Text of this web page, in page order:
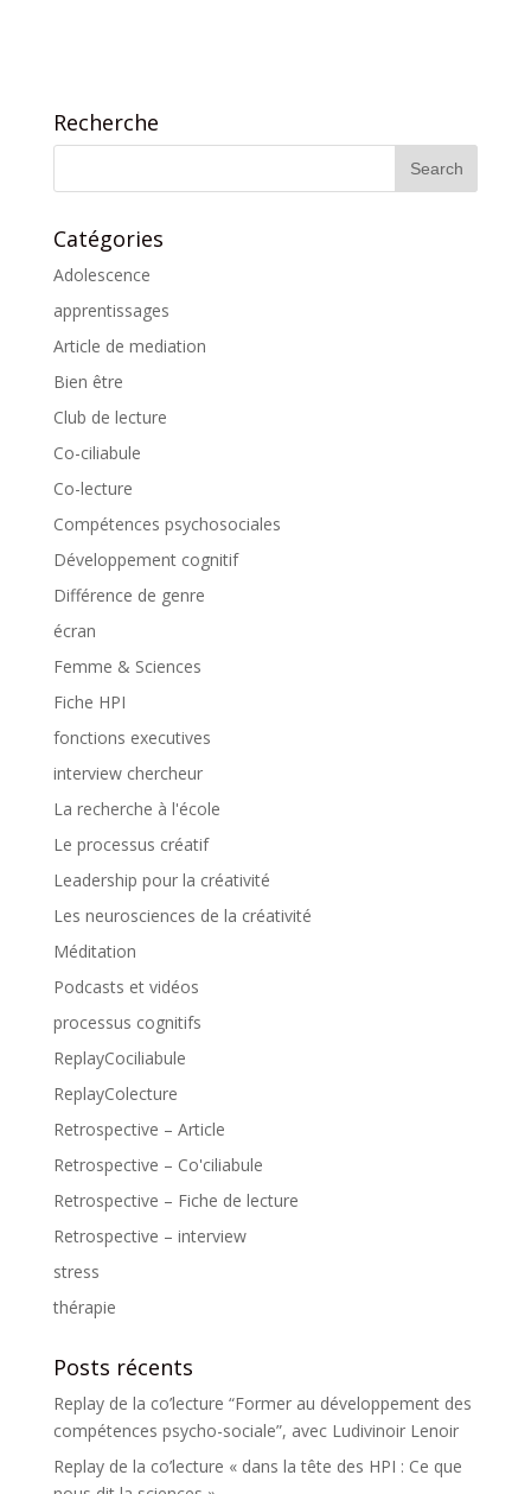
Recherche
Catégories
Adolescence
apprentissages
Article de mediation
Bien être
Club de lecture
Co-ciliabule
Co-lecture
Compétences psychosociales
Développement cognitif
Différence de genre
écran
Femme & Sciences
Fiche HPI
fonctions executives
interview chercheur
La recherche à l'école
Le processus créatif
Leadership pour la créativité
Les neurosciences de la créativité
Méditation
Podcasts et vidéos
processus cognitifs
ReplayCociliabule
ReplayColecture
Retrospective – Article
Retrospective – Co'ciliabule
Retrospective – Fiche de lecture
Retrospective – interview
stress
thérapie
Posts récents
Replay de la co’lecture “Former au développement des
compétences psycho-sociale”, avec Ludivinoir Lenoir
Replay de la co’lecture « dans la tête des HPI : Ce que